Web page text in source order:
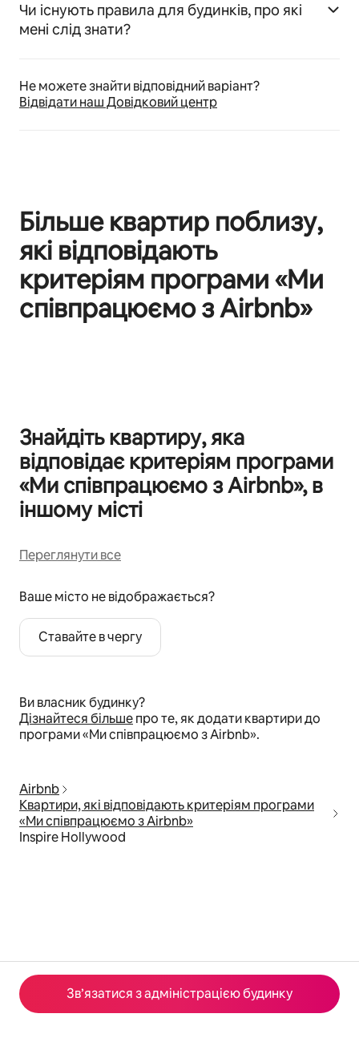
Зв’язатися з адміністрацією будинку
Чи існують правила для будинків, про які
мені слід знати?
Не можете знайти відповідний варіант?
Відвідати наш Довідковий центр
Більше квартир поблизу,
які відповідають
критеріям програми «Ми
співпрацюємо з Airbnb»
Знайдіть квартиру, яка
відповідає критеріям програми
«Ми співпрацюємо з Airbnb», в
іншому місті
Переглянути все
Ваше місто не відображається?
Ставайте в чергу
Ви власник будинку?
Дізнайтеся більшепро те, як додати квартири до
програми «Ми співпрацюємо з Airbnb».
Airbnb
Квартири, які відповідають критеріям програми
«Ми співпрацюємо з Airbnb»
Inspire Hollywood